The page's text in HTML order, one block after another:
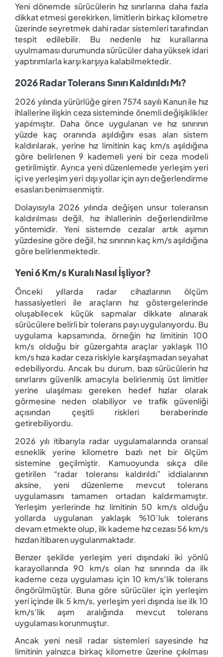
Yeni dönemde sürücülerin hız sınırlarına daha fazla
dikkat etmesi gerekirken, limitlerin birkaç kilometre
üzerinde seyretmek dahi radar sistemleri tarafından
tespit edilebilir. Bu nedenle hız kurallarına
uyulmaması durumunda sürücüler daha yüksek idari
yaptırımlarla karşı karşıya kalabilmektedir.
2026 Radar Tolerans Sınırı Kaldırıldı Mı?
2026 yılında yürürlüğe giren 7574 sayılı Kanun ile hız
ihlallerine ilişkin ceza sisteminde önemli değişiklikler
yapılmıştır. Daha önce uygulanan ve hız sınırının
yüzde kaç oranında aşıldığını esas alan sistem
kaldırılarak, yerine hız limitinin kaç km/s aşıldığına
göre belirlenen 9 kademeli yeni bir ceza modeli
getirilmiştir. Ayrıca yeni düzenlemede yerleşim yeri
içi ve yerleşim yeri dışı yollar için ayrı değerlendirme
esasları benimsenmiştir.
Dolayısıyla 2026 yılında değişen unsur toleransın
kaldırılması değil, hız ihlallerinin değerlendirilme
yöntemidir. Yeni sistemde cezalar artık aşımın
yüzdesine göre değil, hız sınırının kaç km/s aşıldığına
göre belirlenmektedir.
Yeni 6 Km/s Kuralı Nasıl İşliyor?
Önceki yıllarda radar cihazlarının ölçüm
hassasiyetleri ile araçların hız göstergelerinde
oluşabilecek küçük sapmalar dikkate alınarak
sürücülere belirli bir tolerans payı uygulanıyordu. Bu
uygulama kapsamında, örneğin hız limitinin 100
km/s olduğu bir güzergahta araçlar yaklaşık 110
km/s hıza kadar ceza riskiyle karşılaşmadan seyahat
edebiliyordu. Ancak bu durum, bazı sürücülerin hız
sınırlarını güvenlik amacıyla belirlenmiş üst limitler
yerine ulaşılması gereken hedef hızlar olarak
görmesine neden olabiliyor ve trafik güvenliği
açısından çeşitli riskleri beraberinde
getirebiliyordu.
2026 yılı itibarıyla radar uygulamalarında oransal
esneklik yerine kilometre bazlı net bir ölçüm
sistemine geçilmiştir. Kamuoyunda sıkça dile
getirilen “radar toleransı kaldırıldı” iddialarının
aksine, yeni düzenleme mevcut tolerans
uygulamasını tamamen ortadan kaldırmamıştır.
Yerleşim yerlerinde hız limitinin 50 km/s olduğu
yollarda uygulanan yaklaşık %10’luk tolerans
devam etmekte olup, ilk kademe hız cezası 56 km/s
hızdan itibaren uygulanmaktadır.
Benzer şekilde yerleşim yeri dışındaki iki yönlü
karayollarında 90 km/s olan hız sınırında da ilk
kademe ceza uygulaması için 10 km/s’lik tolerans
öngörülmüştür. Buna göre sürücüler için yerleşim
yeri içinde ilk 5 km/s, yerleşim yeri dışında ise ilk 10
km/s’lik aşım aralığında mevcut tolerans
uygulaması korunmuştur.
Ancak yeni nesil radar sistemleri sayesinde hız
limitinin yalnızca birkaç kilometre üzerine çıkılması